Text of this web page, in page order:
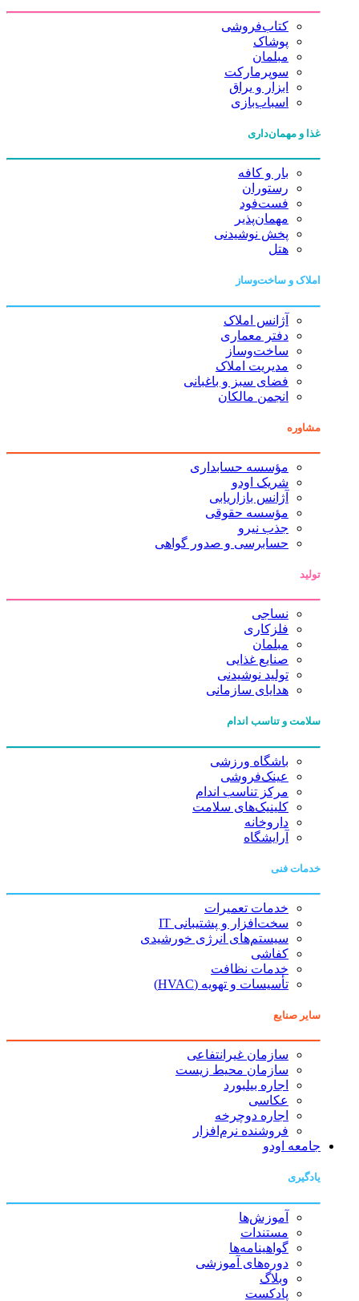
کتاب‌فروشی
پوشاک
مبلمان
سوپرمارکت
ابزار و یراق
اسباب‌بازی
غذا و مهمان‌داری
بار و کافه
رستوران
فست‌فود
مهمان‌پذیر
پخش نوشیدنی
هتل
املاک و ساخت‌وساز
آژانس املاک
دفتر معماری
ساخت‌وساز
مدیریت املاک
فضای سبز و باغبانی
انجمن مالکان
مشاوره
مؤسسه حسابداری
شریک اودو
آژانس بازاریابی
مؤسسه حقوقی
جذب نیرو
حسابرسی و صدور گواهی
تولید
نساجی
فلزکاری
مبلمان
صنایع غذایی
تولید نوشیدنی
هدایای سازمانی
سلامت و تناسب اندام
باشگاه ورزشی
عینک‌فروشی
مرکز تناسب اندام
کلینیک‌های سلامت
داروخانه
آرایشگاه
خدمات فنی
خدمات تعمیرات
سخت‌افزار و پشتیبانی IT
سیستم‌های انرژی خورشیدی
کفاشی
خدمات نظافت
تأسیسات و تهویه (HVAC)
سایر صنایع
سازمان غیرانتفاعی
سازمان محیط زیست
اجاره بیلبورد
عکاسی
اجاره دوچرخه
فروشنده نرم‌افزار
جامعه اودو
یادگیری
آموزش‌ها
مستندات
گواهینامه‌ها
دوره‌های آموزشی
وبلاگ
پادکست